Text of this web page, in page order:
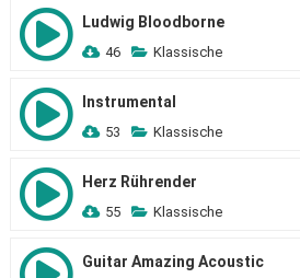
Ludwig Bloodborne
46 Klassische
Instrumental
53 Klassische
Herz Rührender
55 Klassische
Guitar Amazing Acoustic